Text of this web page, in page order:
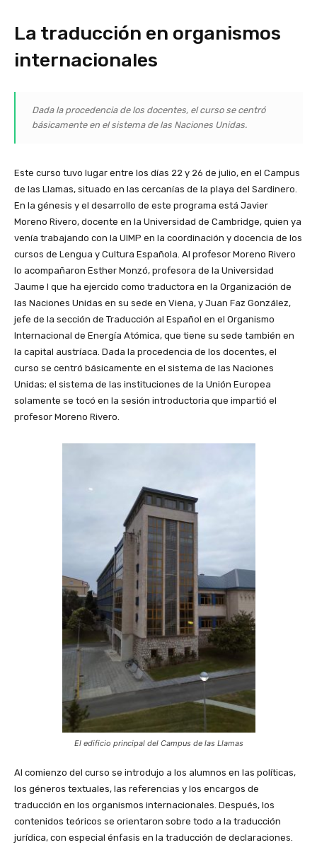
La traducción en organismos
internacionales
Dada la procedencia de los docentes, el curso se centró
básicamente en el sistema de las Naciones Unidas.
Este curso tuvo lugar entre los días 22 y 26 de julio, en el Campus
de las Llamas, situado en las cercanías de la playa del Sardinero.
En la génesis y el desarrollo de este programa está Javier
Moreno Rivero, docente en la Universidad de Cambridge, quien ya
venía trabajando con la UIMP en la coordinación y docencia de los
cursos de Lengua y Cultura Española. Al profesor Moreno Rivero
lo acompañaron Esther Monzó, profesora de la Universidad
Jaume I que ha ejercido como traductora en la Organización de
las Naciones Unidas en su sede en Viena, y Juan Faz González,
jefe de la sección de Traducción al Español en el Organismo
Internacional de Energía Atómica, que tiene su sede también en
la capital austríaca. Dada la procedencia de los docentes, el
curso se centró básicamente en el sistema de las Naciones
Unidas; el sistema de las instituciones de la Unión Europea
solamente se tocó en la sesión introductoria que impartió el
profesor Moreno Rivero.
El edificio principal del Campus de las Llamas
Al comienzo del curso se introdujo a los alumnos en las políticas,
los géneros textuales, las referencias y los encargos de
traducción en los organismos internacionales. Después, los
contenidos teóricos se orientaron sobre todo a la traducción
jurídica, con especial énfasis en la traducción de declaraciones.